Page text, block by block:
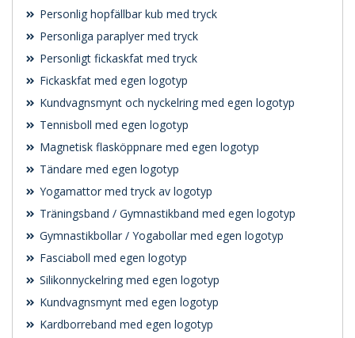
Personlig hopfällbar kub med tryck
Personliga paraplyer med tryck
Personligt fickaskfat med tryck
Fickaskfat med egen logotyp
Kundvagnsmynt och nyckelring med egen logotyp
Tennisboll med egen logotyp
Magnetisk flasköppnare med egen logotyp
Tändare med egen logotyp
Yogamattor med tryck av logotyp
Träningsband / Gymnastikband med egen logotyp
Gymnastikbollar / Yogabollar med egen logotyp
Fasciaboll med egen logotyp
Silikonnyckelring med egen logotyp
Kundvagnsmynt med egen logotyp
Kardborreband med egen logotyp